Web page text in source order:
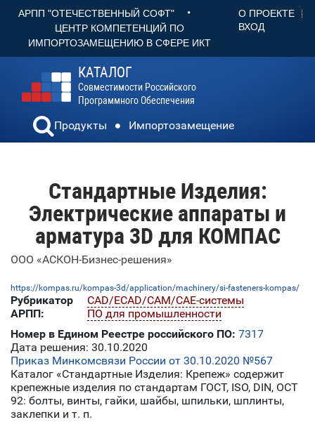
АРПП "ОТЕЧЕСТВЕННЫЙ СОФТ" •
ЦЕНТР КОМПЕТЕНЦИЙ ПО
ИМПОРТОЗАМЕЩЕНИЮ В СФЕРЕ ИКТ
О ПРОЕКТЕ
ВХОД
КАТАЛОГ
Совместимости Российского
Программного Обеспечения
Продукты Импортозамещение
Стандартные Изделия:
Электрические аппараты и
арматура 3D для КОМПАС
ООО «АСКОН-Бизнес-решения»
https://kompas.ru/kompas-3d/application/machinery/si-fasteners-kompas/
Рубрикатор
АРПП:
CAD/ECAD/CAM/CAE-системы
ПО для промышленности
Номер в Едином Реестре российского ПО: 7317
Дата решения: 30.10.2020
Приказ Минкомсвязи России от 30.10.2020 №567
Каталог «Стандартные Изделия: Крепеж» содержит
крепежные изделия по стандартам ГОСТ, ISO, DIN, ОСТ
92: болты, винты, гайки, шайбы, шпильки, шплинты,
заклепки и т. п.